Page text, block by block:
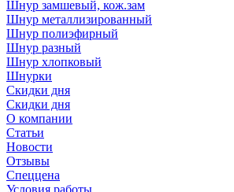
Шнур замшевый, кож.зам
Шнур металлизированный
Шнур полиэфирный
Шнур разный
Шнур хлопковый
Шнурки
Скидки дня
Скидки дня
О компании
Статьи
Новости
Отзывы
Спеццена
Условия работы